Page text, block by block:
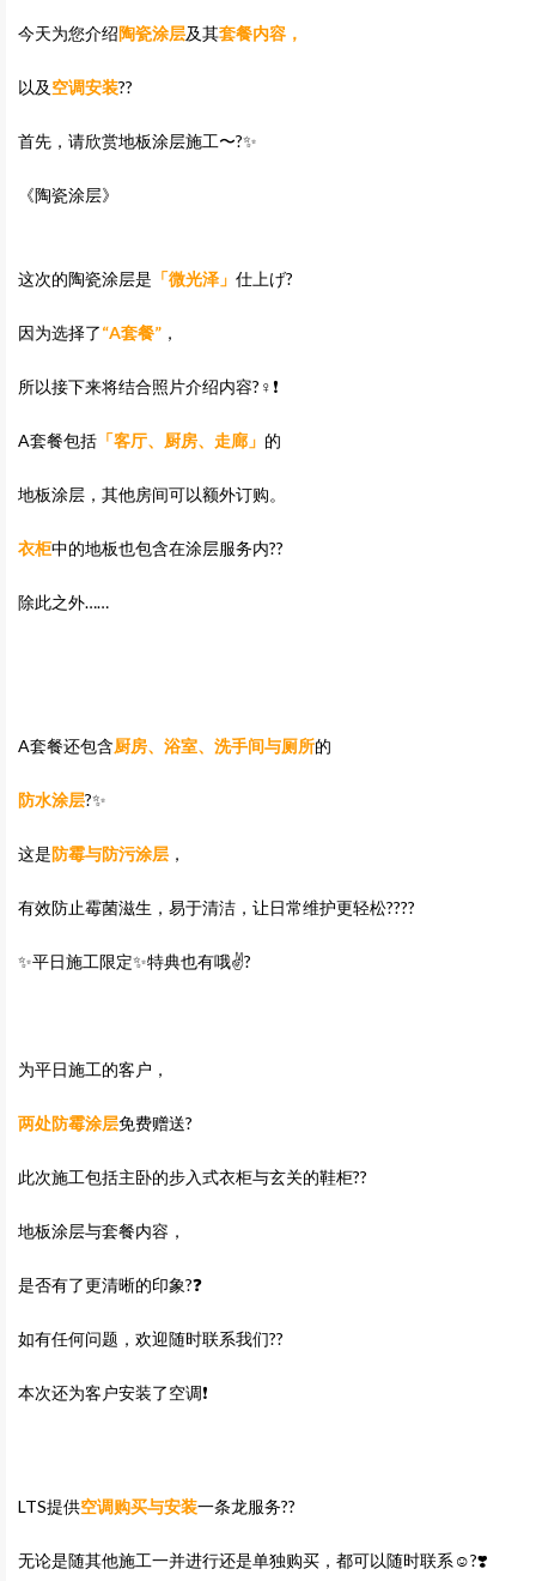
今天为您介绍陶瓷涂层及其套餐内容，
以及空调安装??
首先，请欣赏地板涂层施工〜?✨
《陶瓷涂层》
这次的陶瓷涂层是 「微光泽」 仕上げ?
因为选择了“A套餐” ，
所以接下来将结合照片介绍内容?‍♀️❗
A套餐包括 「客厅、厨房、走廊」 的
地板涂层，其他房间可以额外订购。
衣柜中的地板也包含在涂层服务内??
除此之外……
A套餐还包含厨房、浴室、洗手间与厕所的
防水涂层?✨
这是防霉与防污涂层 ，
有效防止霉菌滋生，易于清洁，让日常维护更轻松????
✨平日施工限定✨特典也有哦✌️?
为平日施工的客户，
两处防霉涂层免费赠送?
此次施工包括主卧的步入式衣柜与玄关的鞋柜?‍?
地板涂层与套餐内容，
是否有了更清晰的印象?❓
如有任何问题，欢迎随时联系我们??
本次还为客户安装了空调❗
LTS提供空调购买与安装一条龙服务??
无论是随其他施工一并进行还是单独购买，都可以随时联系☺️?❣️